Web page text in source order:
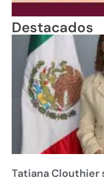
Destacados
Tatiana Clouthier